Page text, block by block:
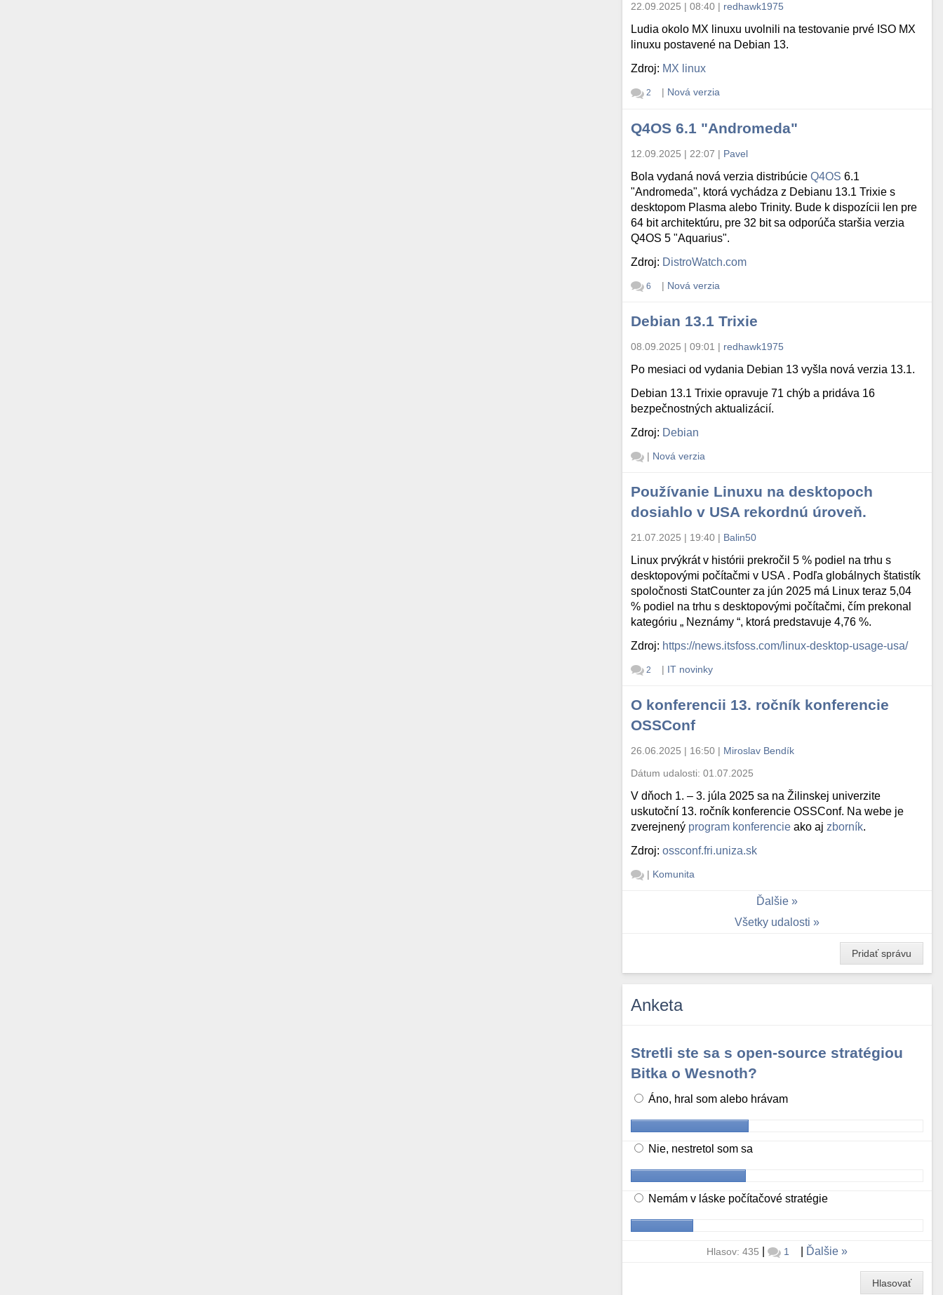
22.09.2025 | 08:40 | redhawk1975
Ludia okolo MX linuxu uvolnili na testovanie prvé ISO MX
linuxu postavené na Debian 13.
Zdroj: MX linux
2 | Nová verzia
Q4OS 6.1 "Andromeda"
12.09.2025 | 22:07 | Pavel
Bola vydaná nová verzia distribúcieQ4OS 6.1
"Andromeda", ktorá vychádza z Debianu 13.1 Trixie s
desktopom Plasma alebo Trinity. Bude k dispozícii len pre
64 bit architektúru, pre 32 bit sa odporúča staršia verzia
Q4OS 5 "Aquarius".
Zdroj: DistroWatch.com
6 | Nová verzia
Debian 13.1 Trixie
08.09.2025 | 09:01 | redhawk1975
Po mesiaci od vydania Debian 13 vyšla nová verzia 13.1.
Debian 13.1 Trixie opravuje 71 chýb a pridáva 16
bezpečnostných aktualizácií.
Zdroj: Debian
| Nová verzia
Používanie Linuxu na desktopoch
dosiahlo v USA rekordnú úroveň.
21.07.2025 | 19:40 | Balin50
Linux prvýkrát v histórii prekročil 5 % podiel na trhu s
desktopovými počítačmi v USA . Podľa globálnych štatistík
spoločnosti StatCounter za jún 2025 má Linux teraz 5,04
% podiel na trhu s desktopovými počítačmi, čím prekonal
kategóriu „ Neznámy “, ktorá predstavuje 4,76 %.
Zdroj: https://news.itsfoss.com/linux-desktop-usage-usa/
2 | IT novinky
O konferencii 13. ročník konferencie
OSSConf
26.06.2025 | 16:50 | Miroslav Bendík
Dátum udalosti:01.07.2025
V dňoch 1. – 3. júla 2025 sa na Žilinskej univerzite
uskutoční 13. ročník konferencie OSSConf. Na webe je
zverejnený program konferencie ako aj zborník.
Zdroj:ossconf.fri.uniza.sk
| Komunita
Ďalšie
Všetky udalosti
Pridať správu
Anketa
Stretli ste sa s open-source stratégiou
Bitka o Wesnoth?
Áno, hral som alebo hrávam
Nie, nestretol som sa
Nemám v láske počítačové stratégie
Hlasov: 435 | 1 Ďalšie
Hlasovať